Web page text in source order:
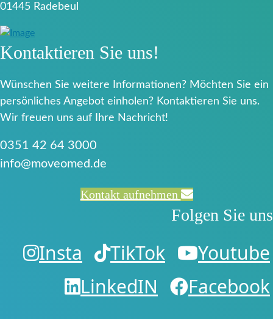
01445 Radebeul
Kontaktieren Sie uns!
Wünschen Sie weitere Informationen? Möchten Sie ein
persönliches Angebot einholen? Kontaktieren Sie uns.
Wir freuen uns auf Ihre Nachricht!
0351 42 64 3000
info@moveomed.de
Kontakt aufnehmen
Folgen Sie uns
Insta TikTok
Youtube
LinkedIN
Facebook